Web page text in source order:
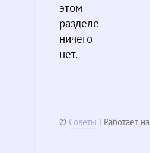
этом
разделе
ничего
нет.
© Советы | Работает на